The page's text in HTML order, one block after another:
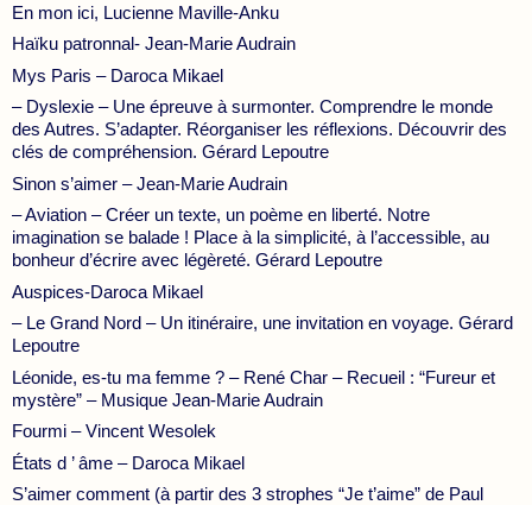
En mon ici, Lucienne Maville-Anku
Haïku patronnal- Jean-Marie Audrain
Mys Paris – Daroca Mikael
– Dyslexie – Une épreuve à surmonter. Comprendre le monde
des Autres. S’adapter. Réorganiser les réflexions. Découvrir des
clés de compréhension. Gérard Lepoutre
Sinon s’aimer – Jean-Marie Audrain
– Aviation – Créer un texte, un poème en liberté. Notre
imagination se balade ! Place à la simplicité, à l’accessible, au
bonheur d’écrire avec légèreté. Gérard Lepoutre
Auspices-Daroca Mikael
– Le Grand Nord – Un itinéraire, une invitation en voyage. Gérard
Lepoutre
Léonide, es-tu ma femme ? – René Char – Recueil : “Fureur et
mystère” – Musique Jean-Marie Audrain
Fourmi – Vincent Wesolek
États d ’ âme – Daroca Mikael
S’aimer comment (à partir des 3 strophes “Je t’aime” de Paul